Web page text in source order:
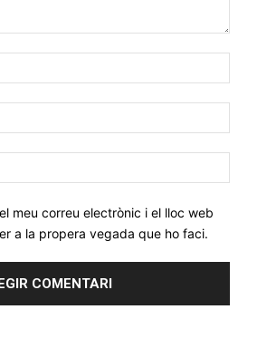
web:
meu correu electrònic i el lloc web
a la propera vegada que ho faci.